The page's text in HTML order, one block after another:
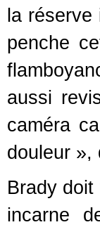
la
penche
aussi
caméra
douleur »,
Brady
incarne